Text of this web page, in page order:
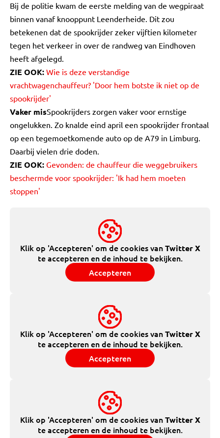
Bij de politie kwam de eerste melding van de wegpiraat
binnen vanaf knooppunt Leenderheide. Dit zou
betekenen dat de spookrijder zeker vijftien kilometer
tegen het verkeer in over de randweg van Eindhoven
heeft afgelegd.
ZIE OOK: Wie is deze verstandige
vrachtwagenchauffeur? 'Door hem botste ik niet op de
spookrijder'
Vaker misSpookrijders zorgen vaker voor ernstige
ongelukken. Zo knalde eind april een spookrijder frontaal
op een tegemoetkomende auto op de A79 in Limburg.
Daarbij vielen drie doden.
ZIE OOK: Gevonden: de chauffeur die weggebruikers
beschermde voor spookrijder: 'Ik had hem moeten
stoppen'
Klik op 'Accepteren' om de cookies vanTwitter X
te accepteren en de inhoud te bekijken.
Accepteren
Klik op 'Accepteren' om de cookies vanTwitter X
te accepteren en de inhoud te bekijken.
Accepteren
Klik op 'Accepteren' om de cookies vanTwitter X
te accepteren en de inhoud te bekijken.